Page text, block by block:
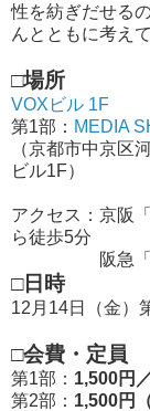
性を紡ぎだせる
んとともに考え
□場所
VOXビル 1F
第1部： MEDIA
（京都市中京区
ビル1F）
アクセス：京阪
ら徒歩5分
阪急「河原
□日時
12月14日（金）
□会費・定員
第1部： 1,500円
第2部： 1,500円